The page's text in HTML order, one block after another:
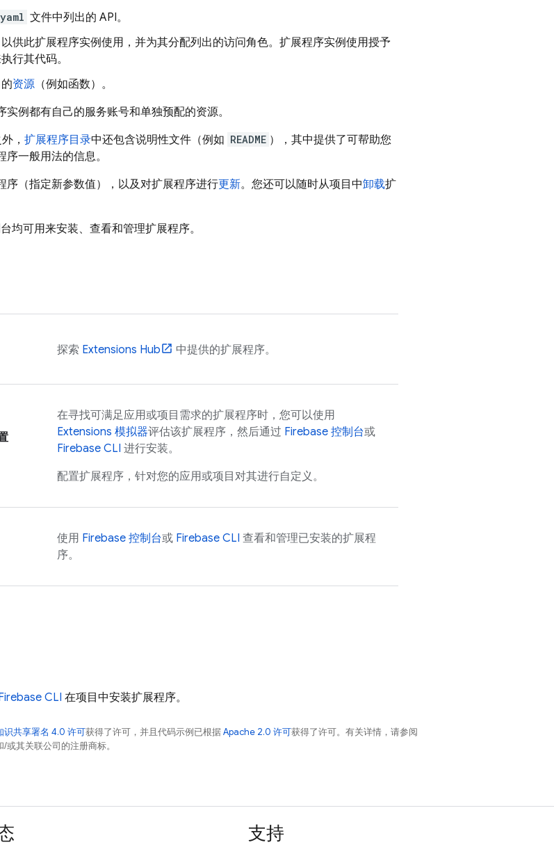
文件中列出的 API。
以供此扩展程序实例使用，并为其分配列出的访问角色。扩展程序实例使用授予
行其代码。
资源 （例如函数）。
例都有自己的服务账号和单独预配的资源。
， 扩展程序目录中还包含说明性文件（例如 README ），其中提供了可帮助您
一般用法的信息。
序（指定新参数值），以及对扩展程序进行更新。您还可以随时从项目中卸载扩
均可用来安装、查看和管理扩展程序。
探索 Extensions Hub 中提供的扩展程序。
在寻找可满足应用或项目需求的扩展程序时，您可以使用
Extensions 模拟器评估该扩展程序，然后通过 Firebase 控制台或
Firebase CLI 进行安装。
配置扩展程序，针对您的应用或项目对其进行自定义。
使用 Firebase 控制台或 Firebase CLI 查看和管理已安装的扩展程
序。
CLI 在项目中安装扩展程序。
识共享署名 4.0 许可获得了许可，并且代码示例已根据Apache 2.0 许可获得了许可。有关详情，请参阅
其关联公司的注册商标。
支持